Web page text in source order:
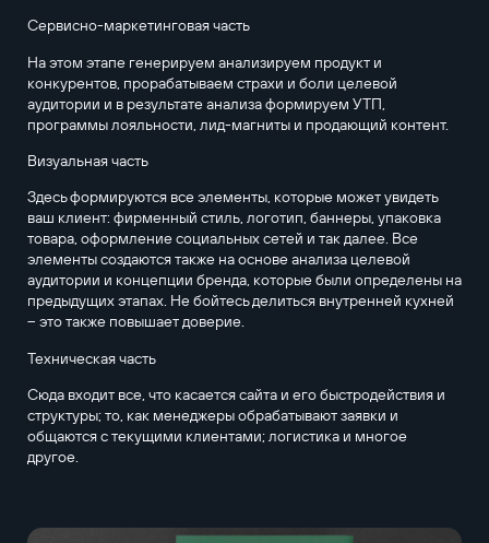
Сервисно-маркетинговая часть
На этом этапе генерируем анализируем продукт и
конкурентов, прорабатываем страхи и боли целевой
аудитории и в результате анализа формируем УТП,
программы лояльности, лид-магниты и продающий контент.
Визуальная часть
Здесь формируются все элементы, которые может увидеть
ваш клиент: фирменный стиль, логотип, баннеры, упаковка
товара, оформление социальных сетей и так далее. Все
элементы создаются также на основе анализа целевой
аудитории и концепции бренда, которые были определены на
предыдущих этапах. Не бойтесь делиться внутренней кухней
– это также повышает доверие.
Техническая часть
Сюда входит все, что касается сайта и его быстродействия и
структуры; то, как менеджеры обрабатывают заявки и
общаются с текущими клиентами; логистика и многое
другое.